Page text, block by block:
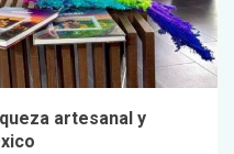
artesanal y